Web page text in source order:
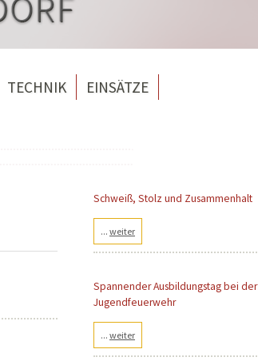
TECHNIK EINSÄTZE
Schweiß, Stolz und Zusammenhalt
... weiter
Spannender Ausbildungstag bei der
Jugendfeuerwehr
... weiter